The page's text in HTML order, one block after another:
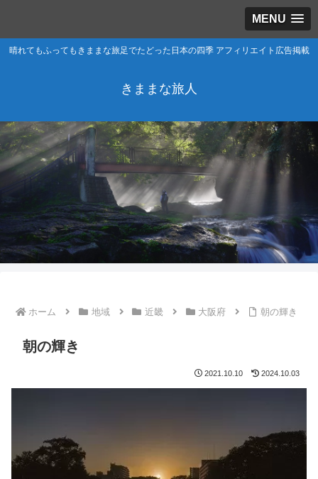
MENU
晴れてもふってもきままな旅足でたどった日本の四季 アフィリエイト広告掲載
きままな旅人
ホーム 地域 近畿 大阪府 朝の輝き
朝の輝き
2021.10.10 2024.10.03